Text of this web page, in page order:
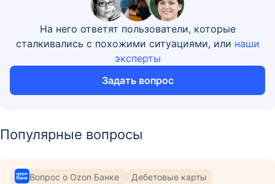
На него ответят пользователи, которые
сталкивались с похожими ситуациями, или наши
эксперты
Задать вопрос
Популярные вопросы
Вопрос о Ozon Банке Дебетовые карты